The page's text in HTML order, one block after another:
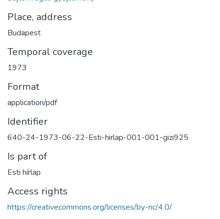
Place, address
Budapest
Temporal coverage
1973
Format
application/pdf
Identifier
640-24-1973-06-22-Esti-hirlap-001-001-gizi925
Is part of
Esti hírlap
Access rights
https://creativecommons.org/licenses/by-nc/4.0/